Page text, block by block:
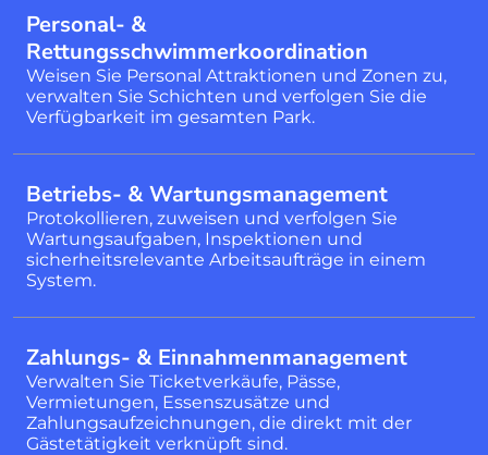
Personal- &
Rettungsschwimmerkoordination
Weisen Sie Personal Attraktionen und Zonen zu,
verwalten Sie Schichten und verfolgen Sie die
Verfügbarkeit im gesamten Park.
Betriebs- & Wartungsmanagement
Protokollieren, zuweisen und verfolgen Sie
Wartungsaufgaben, Inspektionen und
sicherheitsrelevante Arbeitsaufträge in einem
System.
Zahlungs- & Einnahmenmanagement
Verwalten Sie Ticketverkäufe, Pässe,
Vermietungen, Essenszusätze und
Zahlungsaufzeichnungen, die direkt mit der
Gästetätigkeit verknüpft sind.